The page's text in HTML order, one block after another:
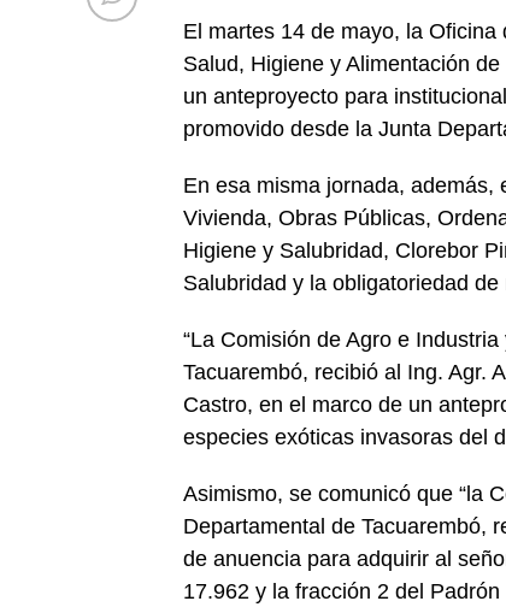
El martes 14 de mayo, la Oficina
Salud, Higiene y Alimentación
un anteproyecto para
promovido desde la Junta
En esa misma jornada, además,
Vivienda, Obras Públicas,
Higiene y Salubridad, Clorebor
Salubridad y la obligatoriedad
“La Comisión de Agro e
Tacuarembó, recibió al Ing. Agr.
Castro, en el marco de un
especies exóticas invasoras del
Asimismo, se comunicó que “la
Departamental de Tacuarembó,
de anuencia para adquirir al
17.962 y la fracción 2 del